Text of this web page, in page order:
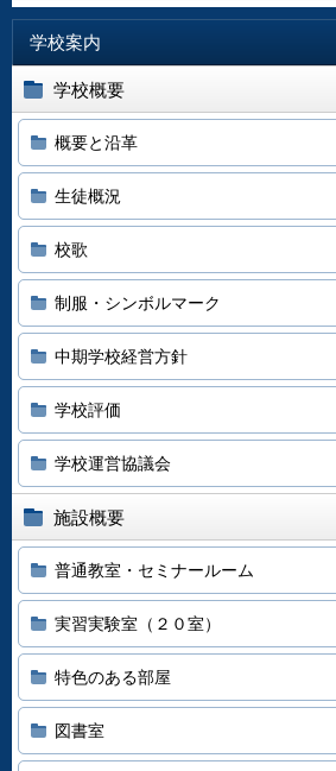
学校案内
学校概要
概要と沿革
生徒概況
校歌
制服・シンボルマーク
中期学校経営方針
学校評価
学校運営協議会
施設概要
普通教室・セミナールーム
実習実験室（２０室）
特色のある部屋
図書室